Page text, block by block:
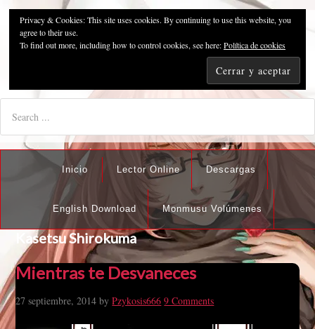
Pzykosis666HFansub
"I'm the best there is at what I do, but what I do best isn't very
Inicio Lector Online Descargas
English Download Monmusu Volúmenes
Kasetsu Shirokuma
Mientras te Desvaneces
27 septiembre, 2014 byPzykosis666 9 Comments
Privacy & Cookies: This site uses cookies. By continuing to use this website, you
agree to their use.
To find out more, including how to control cookies, see here:Política de cookies